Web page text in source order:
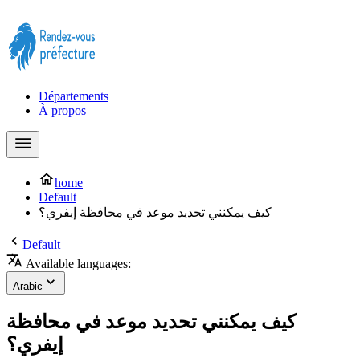
Départements
À propos
home
Default
كيف يمكنني تحديد موعد في محافظة إيفري؟
Default
Available languages:
Arabic
كيف يمكنني تحديد موعد في محافظة
إيفري؟